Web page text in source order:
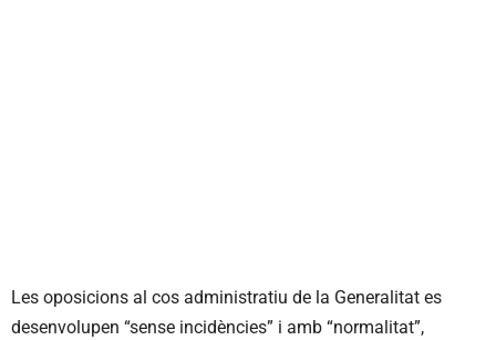
Les oposicions al cos administratiu de la Generalitat es
desenvolupen “sense incidències” i amb “normalitat”,